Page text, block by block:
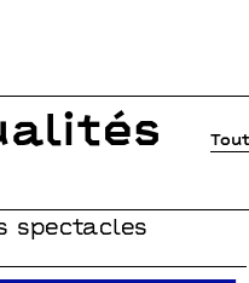
spectacles